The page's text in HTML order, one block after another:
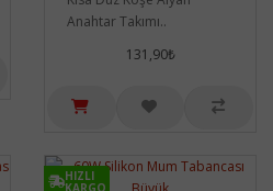
Anahtar Takımı..
131,90₺
HIZLI
KARGO